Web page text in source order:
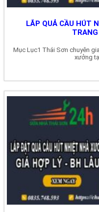
LẮP QUẢ CẦU HÚT
TRANG
Mục Lục1 Thái Sơn chuyên
xưởng